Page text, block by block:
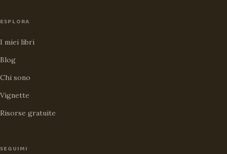
ESPLORA
I miei libri
Blog
Chi sono
Vignette
Risorse gratuite
SEGUIMI